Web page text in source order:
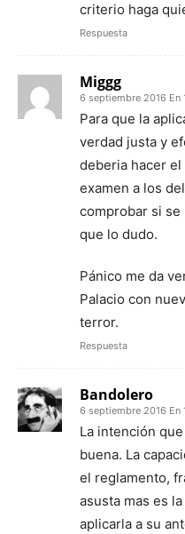
criterio haga
Respuesta
Miggg
6 septiembre 2016 En
Para que la
verdad justa y
deberia hacer el
examen a los
comprobar si se
que lo dudo.
Pánico me da
Palacio con
terror.
Respuesta
Bandolero
6 septiembre 2016 En
La intención
buena. La
el reglamento,
asusta mas es
aplicarla a su